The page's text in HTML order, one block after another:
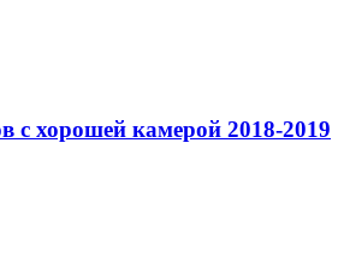
с хорошей камерой 2018-2019